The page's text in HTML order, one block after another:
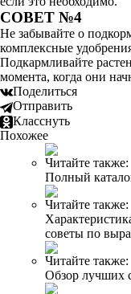
СОВЕТ №4
Не забывайте о
комплексные
Подкармливайте
момента, когда они
Поделиться
Отправить
Класснуть
Похожее
Читайте также:
Полный
Читайте также:
советы по
Читайте также:
Обзор лучших